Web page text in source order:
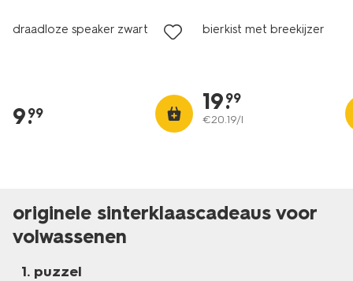
draadloze speaker zwart
9.
99
bierkist met breekijzer
19.
99
€20.19/l
originele sinterklaascadeaus voor
volwassenen
puzzel